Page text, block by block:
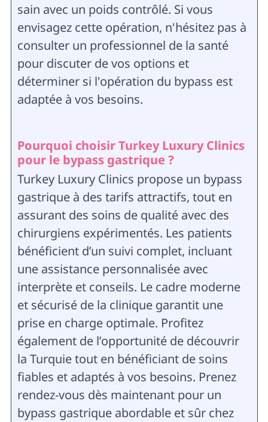
sain avec un poids contrôlé. Si vous
envisagez cette opération, n'hésitez pas à
consulter un professionnel de la santé
pour discuter de vos options et
déterminer si l'opération du bypass est
adaptée à vos besoins.
Pourquoi choisir Turkey Luxury Clinics
pour le bypass gastrique ?
Turkey Luxury Clinics propose un bypass
gastrique à des tarifs attractifs, tout en
assurant des soins de qualité avec des
chirurgiens expérimentés. Les patients
bénéficient d’un suivi complet, incluant
une assistance personnalisée avec
interprète et conseils. Le cadre moderne
et sécurisé de la clinique garantit une
prise en charge optimale. Profitez
également de l’opportunité de découvrir
la Turquie tout en bénéficiant de soins
fiables et adaptés à vos besoins. Prenez
rendez-vous dès maintenant pour un
bypass gastrique abordable et sûr chez